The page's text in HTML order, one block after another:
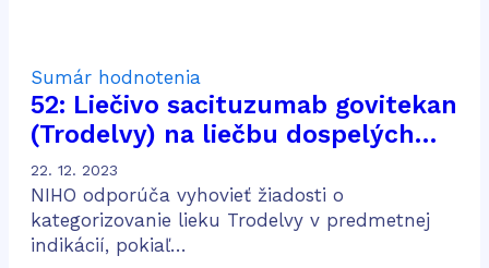
Sumár hodnotenia
52: Liečivo sacituzumab govitekan
(Trodelvy) na liečbu dospelých
pacientov s pokročilým trojito
negatívnym karcinómom prsníka,
ktorí podstúpili dve alebo viac
systémových terapií
22. 12. 2023
NIHO odporúča vyhovieť žiadosti o
kategorizovanie lieku Trodelvy v predmetnej
indikácií, pokiaľ…